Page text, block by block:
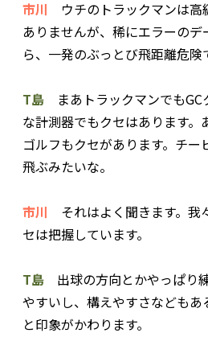
市川 ウチのトラックマンは高
ありませんが、稀にエラーの
ら、一発のぶっとび飛距離危険
T島 まあトラックマンでもGC
な計測器でもクセはあります。
ゴルフもクセがあります。チー
飛ぶみたいな。
市川 それはよく聞きます。我
セは把握しています。
T島 出球の方向とかやっぱり
やすいし、構えやすさなどもあ
と印象がかわります。